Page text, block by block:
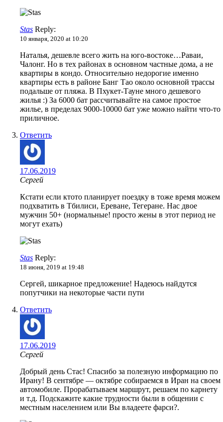
Stas Reply:
10 января, 2020 at 10:20
Наталья, дешевле всего жить на юго-востоке…Раваи,
Чалонг. Но в тех районах в основном частные дома, а не
квартиры в кондо. Относительно недорогие именно
квартиры есть в районе Банг Тао около основной трассы
подальше от пляжа. В Пхукет-Тауне много дешевого
жилья :) За 6000 бат рассчитывайте на самое простое
жилье, в пределах 9000-10000 бат уже можно найти что-то
приличное.
Ответить
17.06.2019
Сергей
Кстати если ктото планирует поездку в тоже время можем
подхватить в Тбилиси, Ереване, Тегеране. Нас двое
мужчин 50+ (нормальные! просто жены в этот период не
могут ехать)
Stas Reply:
18 июня, 2019 at 19:48
Сергей, шикарное предложение! Надеюсь найдутся
попутчики на некоторые части пути
Ответить
17.06.2019
Сергей
Добрый день Стас! Спасибо за полезную информацию по
Ирану! В сентябре — октябре собираемся в Иран на своем
автомобиле. Прорабатываем маршрут, решаем по карнету
и т.д. Подскажите какие трудности были в общении с
местным населением или Вы владеете фарси?.